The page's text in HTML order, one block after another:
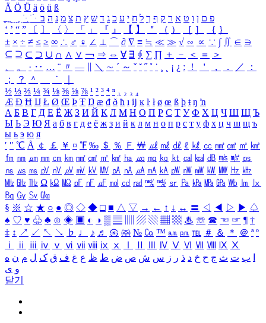
Ä Ö Ü ä ö ü ß
ִֶֹ ֻּ ׁׂ פ ם ן ו ט א ר ק ף ך ל ח י ע כ ג ד ש ץ ת צ מ נ ה ב
‘ ’ “ ” 〔 〕 〈 〉 「 」 『 』 【 】 ＂ （ ） ［ ］ ｛ ｝
± × ÷ ≠ ≤ ≥ ∞ ∴ ♂ ♀ ∠ ⊥ ⌒ ∂ ∇ ≡ ≒ ≪ ≫ √ ∽ ∝ ∵ ∫ ∬ ∈ ∋
⊆ ⊇ ⊂ ⊃ ∪ ∩ ∧ ∨ ￢ ⇒ ⇔ ∀ ∃ ∮ ∑ ∏ ＋ － ＜ ＝
＞
、
。 · ‥ … ¨ 〃 ― ＼ ∼ ´ ～ ˇ ˘ ˝ ˚ ˙ ¸ ¡ ¿ ː ！ ＇ ， ． ／
：
；
？ ＾ ｀
½ ⅓ ⅔ ¼ ¾ ⅛ ⅜ ⅝ ⅞ ¹ ² ³ ⁴ ⁿ ₁ ₂ ₃ ₄
Æ Ð Ħ Ĳ Ł Ø Œ Þ Ŧ Ŋ æ đ ð ħ ı ĳ ĸ ŀ ł ø œ ß þ ŧ ŋ ŉ
А Б В Г Д Е Ё Ж З И Й К Л М Н О П Р С Т У Ф Х Ц Ч Ш Щ Ъ
Ы Ь Э Ю Я а б в г д е ё ж з и й к л м н о п р с т у ф х ц ч ш щ ъ
ы ь э ю я
′ ″ ℃ Å ￠ ￡ ￥ ¤ ℉ ‰ ＄ ％ Ｆ ￦ ㎕ ㎖ ㎗ ℓ ㎘ ㏄ ㎣ ㎤ ㎥ ㎦
㎙ ㎚ ㎛ ㎜ ㎝ ㎞ ㎟ ㎠ ㎡ ㎢ ㏊ ㎍ ㎎ ㎏ ㏏ ㎈ ㎉ ㏈ ㎧ ㎨ ㎰
㎱ ㎲ ㎳ ㎴ ㎵ ㎶ ㎷ ㎸ ㎹ ㎀ ㎁ ㎂ ㎃ ㎄ ㎺ ㎻ ㎽ ㎾ ㎿ ㎐ ㎑
㎒ ㎓ ㎔ Ω ㏀ ㏁ ㎊ ㎋ ㎌ ㏖ ㏅ ㎭ ㎮ ㎯ ㏛ ㎩ ㎪ ㎫ ㎬ ㏝ ㏐
㏓
㏃ ㏉ ㏜ ㏆
§ ※ ☆ ★ ○ ● ◎ ◇ ◆ □ ■ △ ▽ → ← ↑ ↓ ↔ 〓 ◁ ◀ ▷ ▶ ♤
♠ ♡ ♥ ♧ ♣ ⊙ ◈ ▣ ◐ ◑ ▒ ▤ ▨ ▧ ▦ ▩ ♨ ☏ ☎ ☜ ☞ ¶ †
‡ ↕ ↗ ↙ ↖ ↘ ♭ ♩ ♪ ♬ ㉿ ㈜ № ㏇ ™ ㏂ ㏘ ℡ ＃ ＆ ＊ ＠ ª º
ⅰ
ⅱ ⅲ ⅳ ⅴ ⅵ ⅶ ⅷ ⅸ ⅹ Ⅳ Ⅴ Ⅵ Ⅶ Ⅷ Ⅸ Ⅹ
ب ت ث ج ح خ د ذ ر ز س ش ص ض ط ظ ع غ ف ق ک ل م ن ه
و ی
닫기